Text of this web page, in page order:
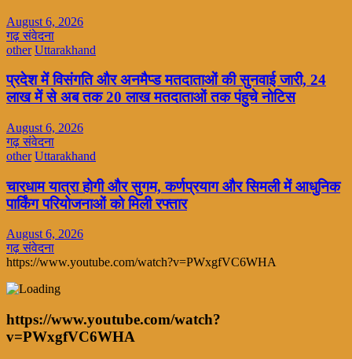
August 6, 2026
गढ़ संवेदना
other Uttarakhand
प्रदेश में विसंगति और अनमैप्ड मतदाताओं की सुनवाई जारी, 24
लाख में से अब तक 20 लाख मतदाताओं तक पंहुचे नोटिस
August 6, 2026
गढ़ संवेदना
other Uttarakhand
चारधाम यात्रा होगी और सुगम, कर्णप्रयाग और सिमली में आधुनिक
पार्किंग परियोजनाओं को मिली रफ्तार
August 6, 2026
गढ़ संवेदना
https://www.youtube.com/watch?v=PWxgfVC6WHA
https://www.youtube.com/watch?
v=PWxgfVC6WHA